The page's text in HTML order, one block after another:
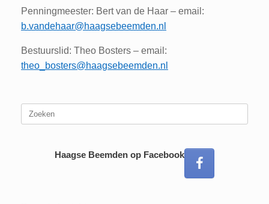
Penningmeester: Bert van de Haar – email:
b.vandehaar@haagsebeemden.nl
Bestuurslid: Theo Bosters – email:
theo_bosters@haagsebeemden.nl
Zoeken
Haagse Beemden op Facebook